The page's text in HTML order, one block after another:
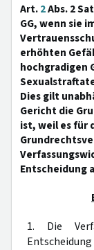
Art.2Abs. 2
GG, wenn sie
erhöhten
hochgradigen
Dies gilt
Gericht die
ist, weil es für
Entscheidung
1. Die